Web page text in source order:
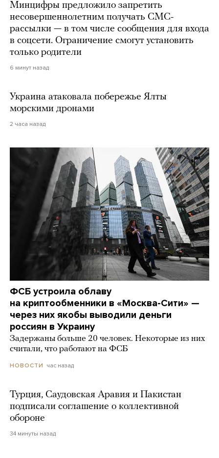
Минцифры предложило запретить
несовершеннолетним получать СМС-
рассылки — в том числе сообщения для входа
в соцсети. Ограничение смогут установить
только родители
6 минут назад
Украина атаковала побережье Ялты
морскими дронами
2 часа назад
ФСБ устроила облаву
на криптообменники в «Москва-Сити» —
через них якобы выводили деньги
россиян в Украину
Задержаны больше 20 человек. Некоторые из них
считали, что работают на ФСБ
НОВОСТИ час назад
Турция, Саудовская Аравия и Пакистан
подписали соглашение о коллективной
обороне
34 минуты назад